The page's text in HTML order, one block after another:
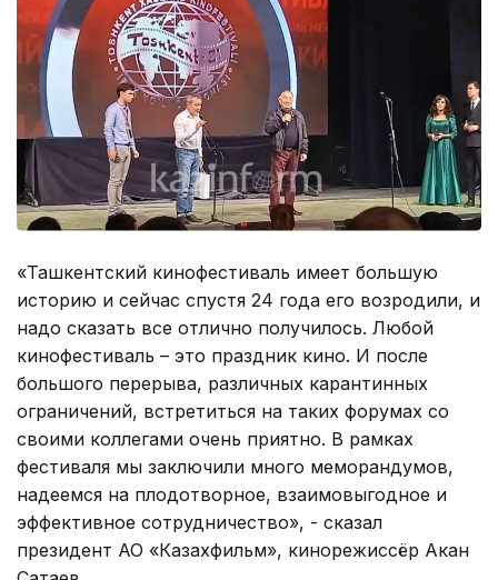
«Ташкентский кинофестиваль имеет большую
историю и сейчас спустя 24 года его возродили, и
надо сказать все отлично получилось. Любой
кинофестиваль – это праздник кино. И после
большого перерыва, различных карантинных
ограничений, встретиться на таких форумах со
своими коллегами очень приятно. В рамках
фестиваля мы заключили много меморандумов,
надеемся на плодотворное, взаимовыгодное и
эффективное сотрудничество», - сказал
президент АО «Казахфильм», кинорежиссёр Акан